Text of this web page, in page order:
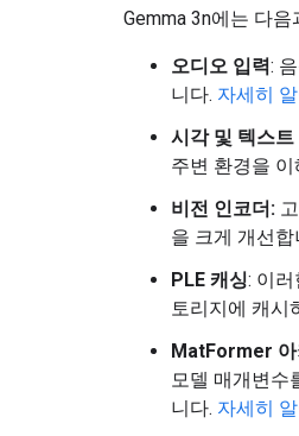
Gemma 3n에는 다
오디오 입력:
니다. 자세히
시각 및 텍스트
주변 환경을
비전 인코더:
을 크게 개선합
PLE 캐싱: 이
토리지에 캐시
MatFormer 아
모델 매개변수
니다. 자세히